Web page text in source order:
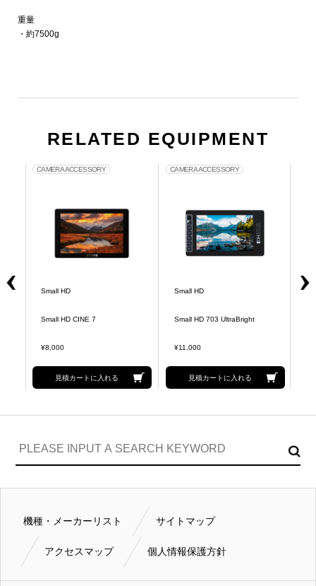
重量
・約7500g
RELATED EQUIPMENT
CAMERA ACCESSORY
Small HD
Small HD CINE 7
¥8,000
見積カートに入れる
CAMERA ACCESSORY
Small HD
Small HD 703 UltraBright
¥11,000
見積カートに入れる
機種・メーカーリスト サイトマップ
アクセスマップ 個人情報保護方針